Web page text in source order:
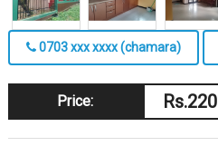
0703 xxx xxxx (chamara)
Price: Rs.220